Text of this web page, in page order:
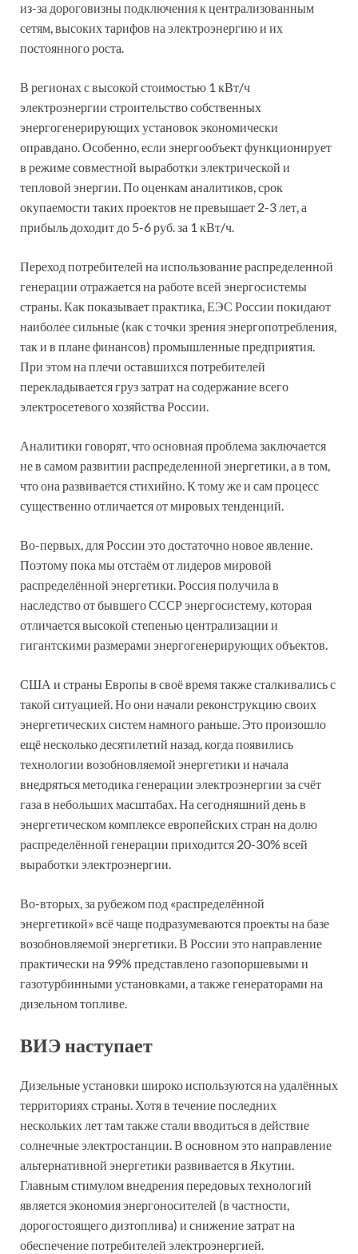
из-за дороговизны подключения к централизованным
сетям, высоких тарифов на электроэнергию и их
постоянного роста.
В регионах с высокой стоимостью 1 кВт/ч
электроэнергии строительство собственных
энергогенерирующих установок экономически
оправдано. Особенно, если энергообъект функционирует
в режиме совместной выработки электрической и
тепловой энергии. По оценкам аналитиков, срок
окупаемости таких проектов не превышает 2-3 лет, а
прибыль доходит до 5-6 руб. за 1 кВт/ч.
Переход потребителей на использование распределенной
генерации отражается на работе всей энергосистемы
страны. Как показывает практика, ЕЭС России покидают
наиболее сильные (как с точки зрения энергопотребления,
так и в плане финансов) промышленные предприятия.
При этом на плечи оставшихся потребителей
перекладывается груз затрат на содержание всего
электросетевого хозяйства России.
Аналитики говорят, что основная проблема заключается
не в самом развитии распределенной энергетики, а в том,
что она развивается стихийно. К тому же и сам процесс
существенно отличается от мировых тенденций.
Во-первых, для России это достаточно новое явление.
Поэтому пока мы отстаём от лидеров мировой
распределённой энергетики. Россия получила в
наследство от бывшего СССР энергосистему, которая
отличается высокой степенью централизации и
гигантскими размерами энергогенерирующих объектов.
США и страны Европы в своё время также сталкивались с
такой ситуацией. Но они начали реконструкцию своих
энергетических систем намного раньше. Это произошло
ещё несколько десятилетий назад, когда появились
технологии возобновляемой энергетики и начала
внедряться методика генерации электроэнергии за счёт
газа в небольших масштабах. На сегодняшний день в
энергетическом комплексе европейских стран на долю
распределённой генерации приходится 20-30% всей
выработки электроэнергии.
Во-вторых, за рубежом под «распределённой
энергетикой» всё чаще подразумеваются проекты на базе
возобновляемой энергетики. В России это направление
практически на 99% представлено газопоршевыми и
газотурбинными установками, а также генераторами на
дизельном топливе.
ВИЭ наступает
Дизельные установки широко используются на удалённых
территориях страны. Хотя в течение последних
нескольких лет там также стали вводиться в действие
солнечные электростанции. В основном это направление
альтернативной энергетики развивается в Якутии.
Главным стимулом внедрения передовых технологий
является экономия энергоносителей (в частности,
дорогостоящего дизтоплива) и снижение затрат на
обеспечение потребителей электроэнергией.